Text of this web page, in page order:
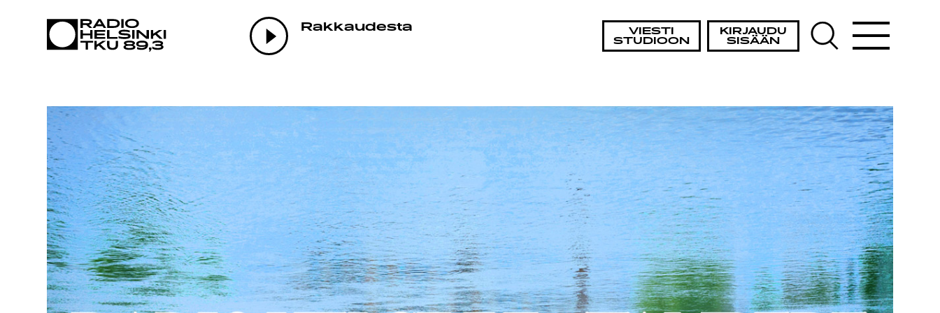
VIESTI
STUDIOON
KIRJAUDU
SISÄÄN
Rakkaudesta
AJANKOHTAISTA
OHJELMAT
TEKIJÄT
ON-DEMAND
PODCAST
MAINOSTA